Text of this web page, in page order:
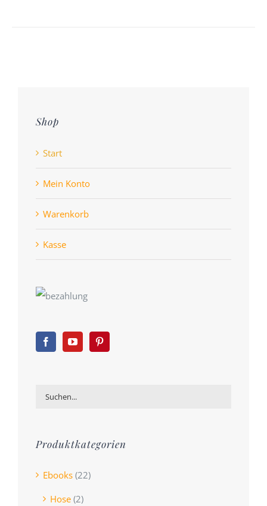
Shop
Start
Mein Konto
Warenkorb
Kasse
Produktkategorien
Ebooks (22)
Hose (2)